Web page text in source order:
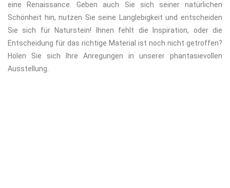
eine Renaissance. Geben auch Sie sich seiner natürlichen
Schönheit hin, nutzen Sie seine Langlebigkeit und entscheiden
Sie sich für Naturstein! Ihnen fehlt die Inspiration, oder die
Entscheidung für das richtige Material ist noch nicht getroffen?
Holen Sie sich Ihre Anregungen in unserer phantasievollen
Ausstellung